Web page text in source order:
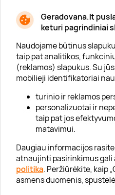
Geradovana.lt
keturi pagrindiniai
Naudojame būtinus
taip pat analitikos,
(reklamos) slapukus. Su
mobilieji identifikatoriai
turinio ir reklamos
personalizuotai ir
taip pat jos
matavimui.
Daugiau informacijos
atnaujinti pasirinkimus gali
politika. Peržiūrėkite, kaip
asmens duomenis,
Apie mus
Apie „Gera Dovana“
Lojalumo klubas
Karjera
Visi partneriai
Kontaktai
Tinklaraštis
Informacija